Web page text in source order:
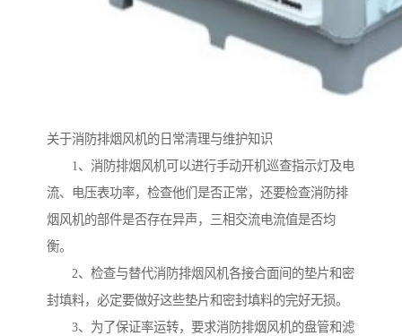
关于消防排烟风机的日常清理与维护知识
1、消防排烟风机可以进行手动开机巡查指示灯及电
流、电压表功率，检查他们是否正常，还要检查消防排
烟风机的部件是否存在异声，三相交流电流值是否均
衡。
2、检查与替代消防排烟风机各接合面间的垫片和密
封填料，必定要做好这些垫片和密封填料的完好无损。
3、为了保证率运转，要求消防排烟风机的盘管和滤